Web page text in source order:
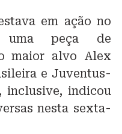
em ação no
uma peça de
maior alvo Alex
e Juventus-
inclusive, indicou
nesta sexta-